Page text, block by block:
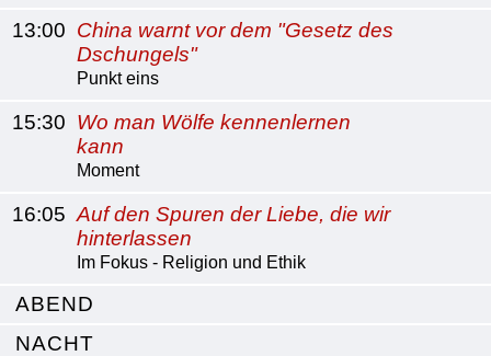
13:00 China warnt vor dem "Gesetz des
Dschungels"
Punkt eins
15:30 Wo man Wölfe kennenlernen
kann
Moment
16:05 Auf den Spuren der Liebe, die wir
hinterlassen
Im Fokus - Religion und Ethik
ABEND
NACHT